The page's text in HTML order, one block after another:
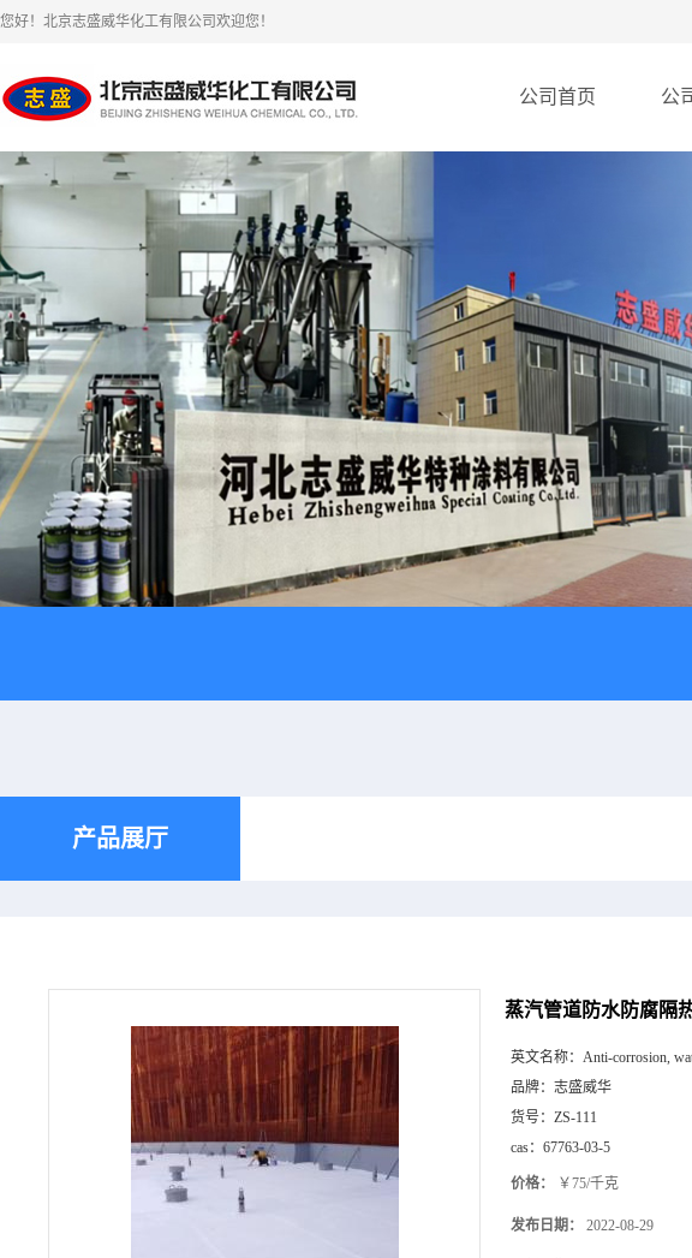
您好！北京志盛威华化工有限公司欢迎您！
公司首页 公
产品展厅
蒸汽管道防水防腐隔
英文名称： Anti-corrosion,
品牌： 志盛威华
货号： ZS-111
cas： 67763-03-5
价格： ￥75/千克
发布日期： 2022-08-29